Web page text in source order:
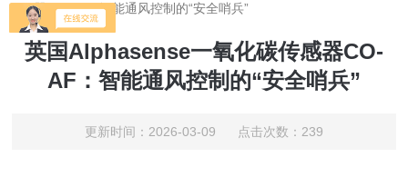
器CO-AF：智能通风控制的“安全哨兵”
英国Alphasense一氧化碳传感器CO-
AF：智能通风控制的“安全哨兵”
更新时间：2026-03-09 点击次数：239